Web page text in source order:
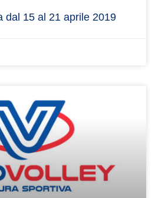
dal 15 al 21 aprile 2019